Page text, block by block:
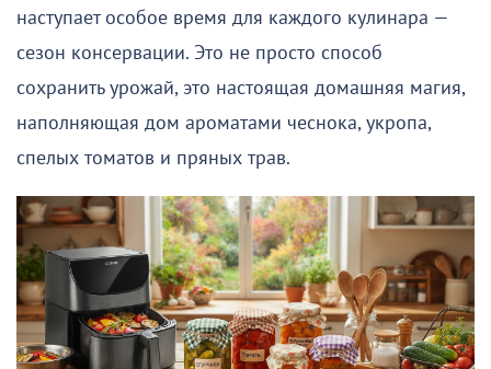
наступает особое время для каждого кулинара —
сезон консервации. Это не просто способ
сохранить урожай, это настоящая домашняя магия,
наполняющая дом ароматами чеснока, укропа,
спелых томатов и пряных трав.